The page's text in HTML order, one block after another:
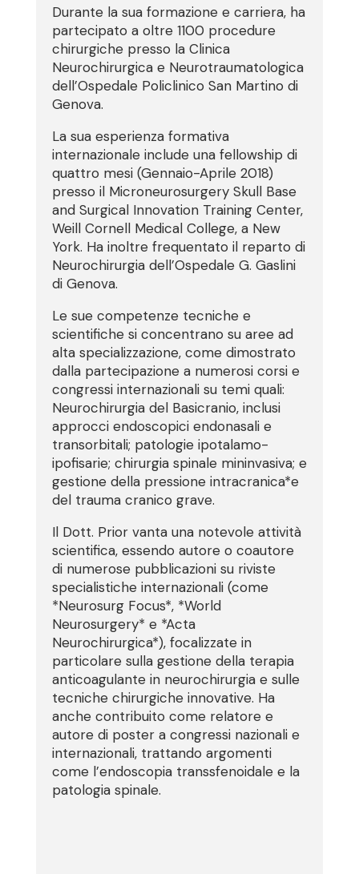
Durante la sua formazione e carriera, ha
partecipato a oltre 1100 procedure
chirurgiche presso la Clinica
Neurochirurgica e Neurotraumatologica
dell’Ospedale Policlinico San Martino di
Genova.
La sua esperienza formativa
internazionale include una fellowship di
quattro mesi (Gennaio-Aprile 2018)
presso il Microneurosurgery Skull Base
and Surgical Innovation Training Center,
Weill Cornell Medical College, a New
York. Ha inoltre frequentato il reparto di
Neurochirurgia dell’Ospedale G. Gaslini
di Genova.
Le sue competenze tecniche e
scientifiche si concentrano su aree ad
alta specializzazione, come dimostrato
dalla partecipazione a numerosi corsi e
congressi internazionali su temi quali:
Neurochirurgia del Basicranio, inclusi
approcci endoscopici endonasali e
transorbitali; patologie ipotalamo-
ipofisarie; chirurgia spinale mininvasiva; e
gestione della pressione intracranica*e
del trauma cranico grave.
Il Dott. Prior vanta una notevole attività
scientifica, essendo autore o coautore
di numerose pubblicazioni su riviste
specialistiche internazionali (come
*Neurosurg Focus*, *World
Neurosurgery* e *Acta
Neurochirurgica*), focalizzate in
particolare sulla gestione della terapia
anticoagulante in neurochirurgia e sulle
tecniche chirurgiche innovative. Ha
anche contribuito come relatore e
autore di poster a congressi nazionali e
internazionali, trattando argomenti
come l’endoscopia transsfenoidale e la
patologia spinale.